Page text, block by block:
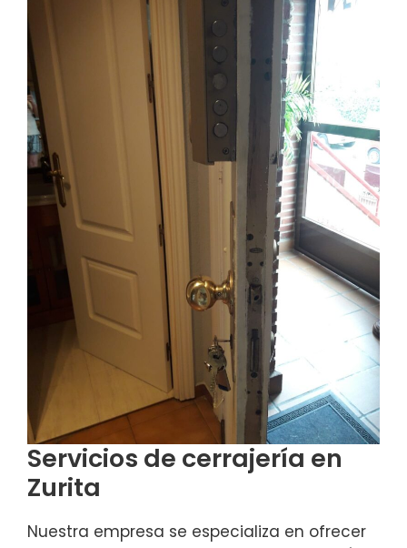
Servicios de cerrajería en
Zurita
Nuestra empresa se especializa en ofrecer